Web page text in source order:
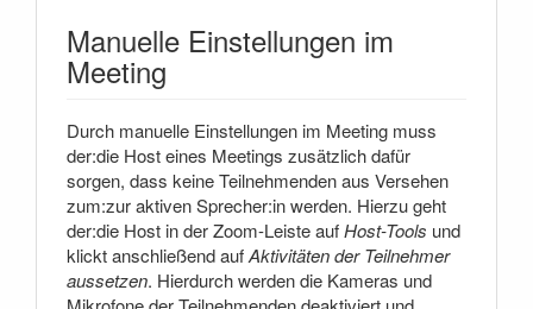
Manuelle Einstellungen im
Meeting
Durch manuelle Einstellungen im Meeting muss
der:die Host eines Meetings zusätzlich dafür
sorgen, dass keine Teilnehmenden aus Versehen
zum:zur aktiven Sprecher:in werden. Hierzu geht
der:die Host in der Zoom-Leiste aufHost-Tools und
klickt anschließend aufAktivitäten der Teilnehmer
aussetzen. Hierdurch werden die Kameras und